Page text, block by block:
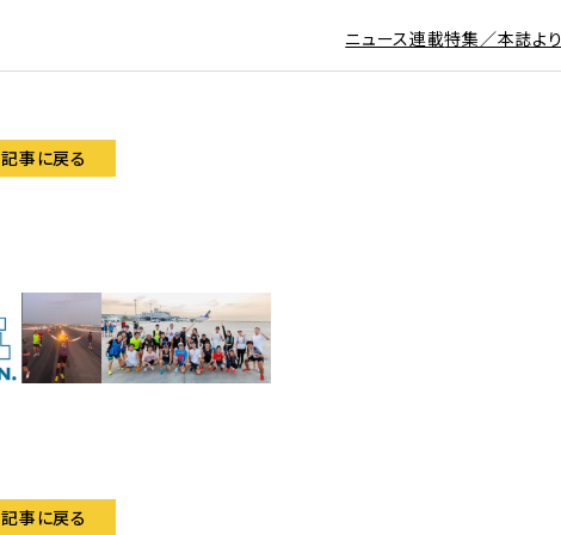
ニュース連載特集／本誌より
記事に戻る
記事に戻る